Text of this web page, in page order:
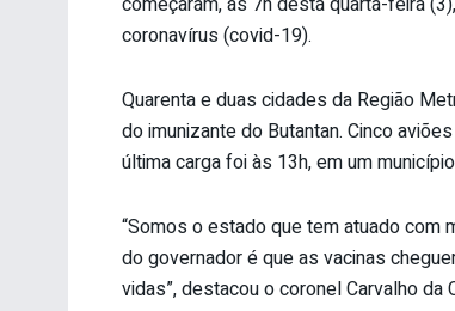
coronavírus (covid-19).
Quarenta e duas cidades da Região
do imunizante do Butantan. Cinco
última carga foi às 13h, em um
“Somos o estado que tem atuado com
do governador é que as vacinas
vidas”, destacou o coronel Carvalho da